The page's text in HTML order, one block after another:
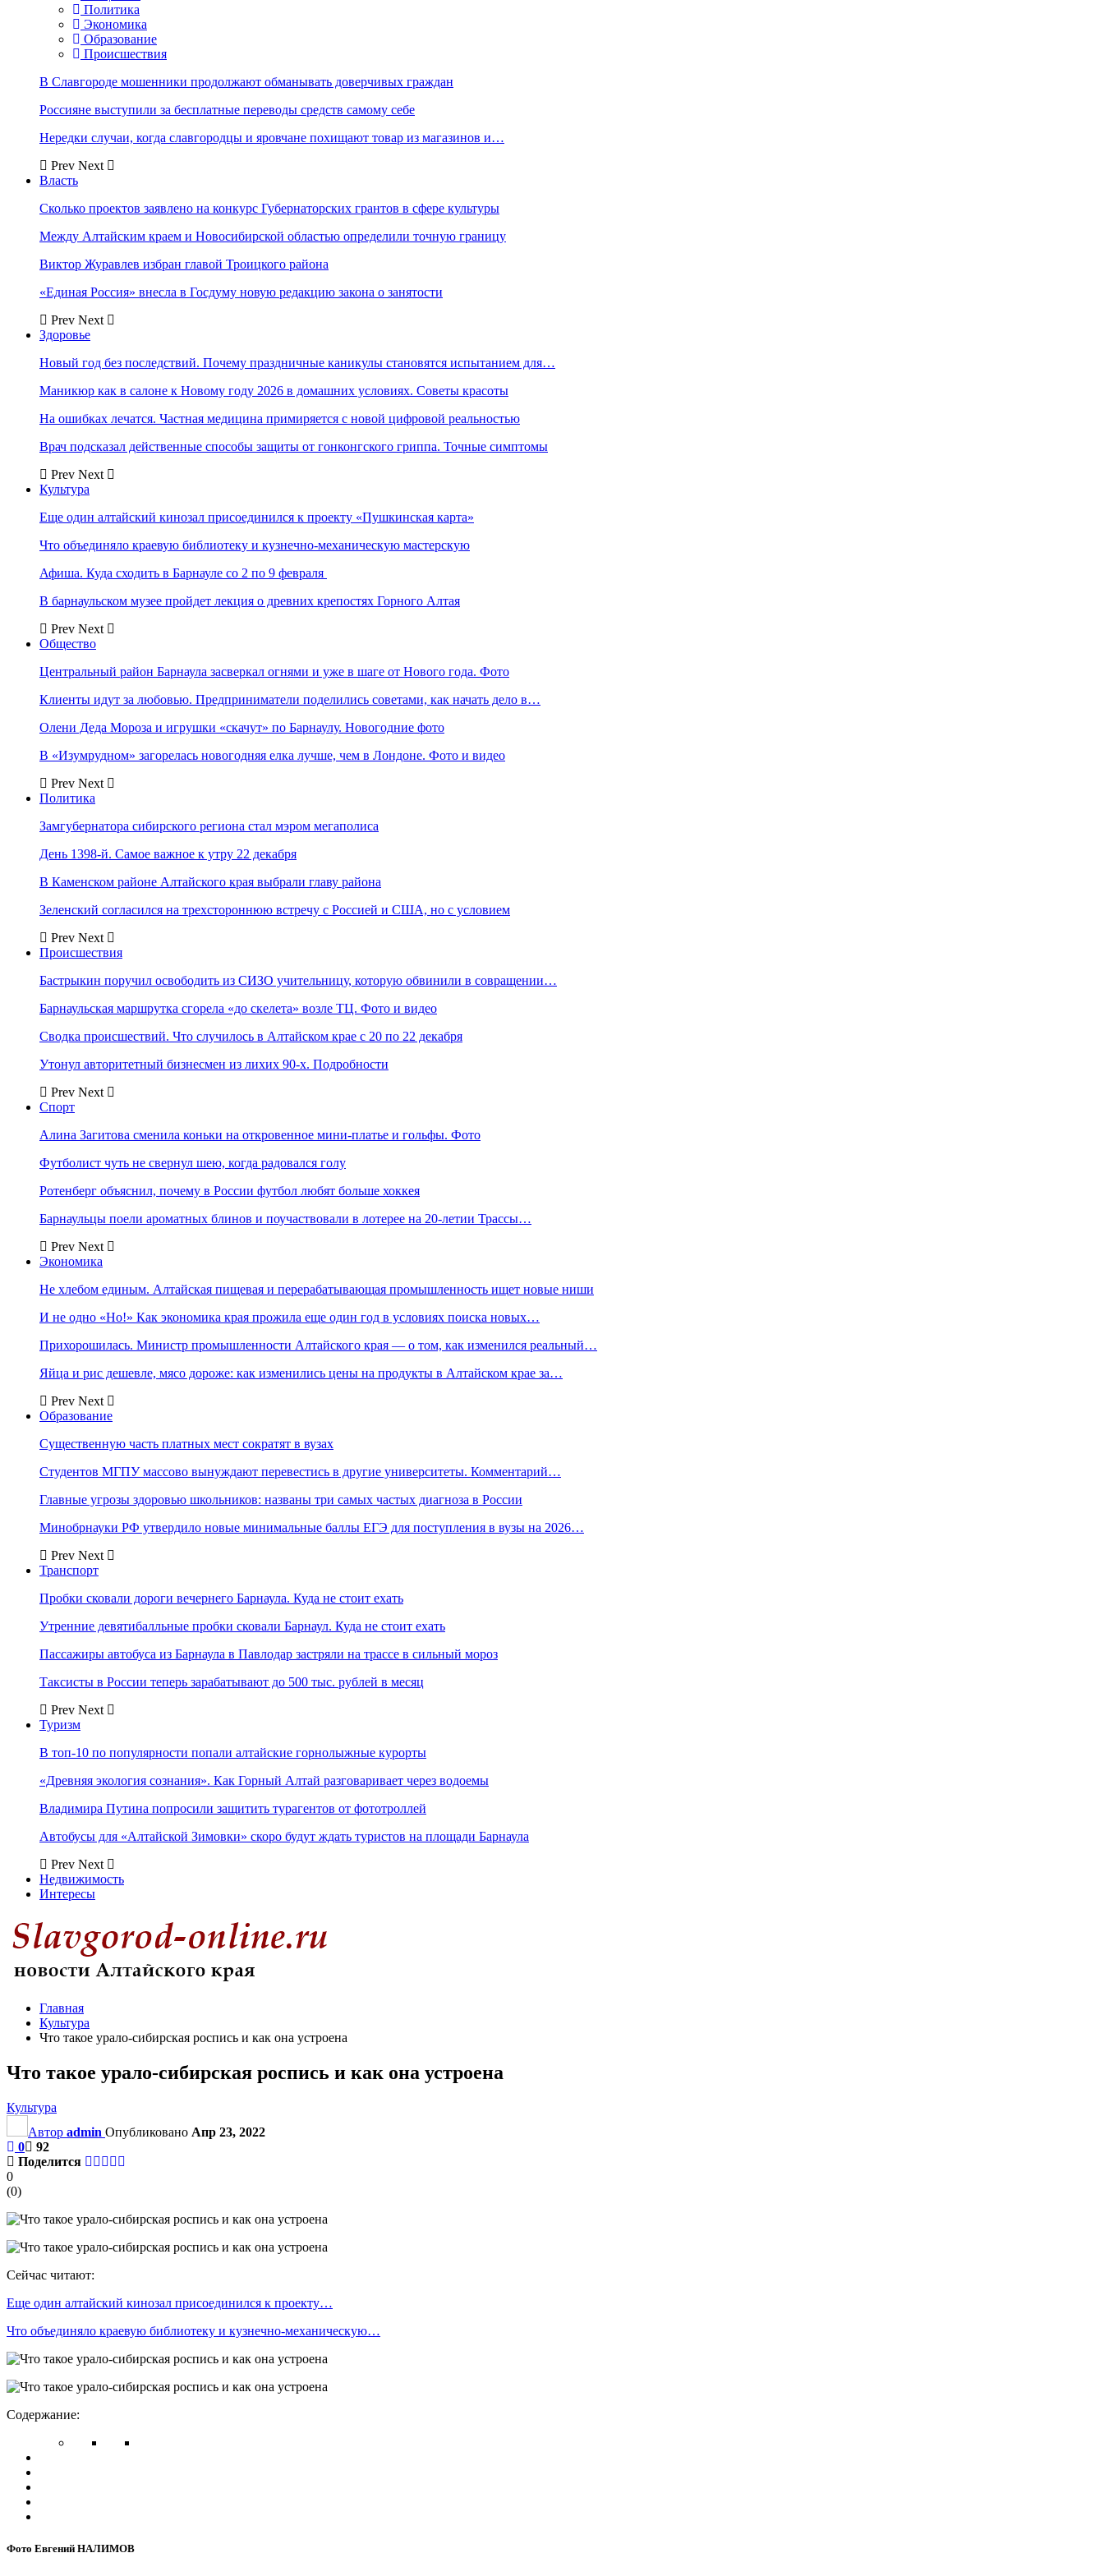
Политика
Экономика
Образование
Происшествия
В Славгороде мошенники продолжают обманывать доверчивых граждан
Россияне выступили за бесплатные переводы средств самому себе
Нередки случаи, когда славгородцы и яровчане похищают товар из магазинов и…
Prev Next
Власть
Сколько проектов заявлено на конкурс Губернаторских грантов в сфере культуры
Между Алтайским краем и Новосибирской областью определили точную границу
Виктор Журавлев избран главой Троицкого района
«Единая Россия» внесла в Госдуму новую редакцию закона о занятости
Prev Next
Здоровье
Новый год без последствий. Почему праздничные каникулы становятся испытанием для…
Маникюр как в салоне к Новому году 2026 в домашних условиях. Советы красоты
На ошибках лечатся. Частная медицина примиряется с новой цифровой реальностью
Врач подсказал действенные способы защиты от гонконгского гриппа. Точные симптомы
Prev Next
Культура
Еще один алтайский кинозал присоединился к проекту «Пушкинская карта»
Что объединяло краевую библиотеку и кузнечно-механическую мастерскую
Афиша. Куда сходить в Барнауле со 2 по 9 февраля
В барнаульском музее пройдет лекция о древних крепостях Горного Алтая
Prev Next
Общество
Центральный район Барнаула засверкал огнями и уже в шаге от Нового года. Фото
Клиенты идут за любовью. Предприниматели поделились советами, как начать дело в…
Олени Деда Мороза и игрушки «скачут» по Барнаулу. Новогодние фото
В «Изумрудном» загорелась новогодняя елка лучше, чем в Лондоне. Фото и видео
Prev Next
Политика
Замгубернатора сибирского региона стал мэром мегаполиса
День 1398-й. Самое важное к утру 22 декабря
В Каменском районе Алтайского края выбрали главу района
Зеленский согласился на трехстороннюю встречу с Россией и США, но с условием
Prev Next
Происшествия
Бастрыкин поручил освободить из СИЗО учительницу, которую обвинили в совращении…
Барнаульская маршрутка сгорела «до скелета» возле ТЦ. Фото и видео
Сводка происшествий. Что случилось в Алтайском крае с 20 по 22 декабря
Утонул авторитетный бизнесмен из лихих 90-х. Подробности
Prev Next
Спорт
Алина Загитова сменила коньки на откровенное мини-платье и гольфы. Фото
Футболист чуть не свернул шею, когда радовался голу
Ротенберг объяснил, почему в России футбол любят больше хоккея
Барнаульцы поели ароматных блинов и поучаствовали в лотерее на 20-летии Трассы…
Prev Next
Экономика
Не хлебом единым. Алтайская пищевая и перерабатывающая промышленность ищет новые ниши
И не одно «Но!» Как экономика края прожила еще один год в условиях поиска новых…
Прихорошилась. Министр промышленности Алтайского края — о том, как изменился реальный…
Яйца и рис дешевле, мясо дороже: как изменились цены на продукты в Алтайском крае за…
Prev Next
Образование
Существенную часть платных мест сократят в вузах
Студентов МГПУ массово вынуждают перевестись в другие университеты. Комментарий…
Главные угрозы здоровью школьников: названы три самых частых диагноза в России
Минобрнауки РФ утвердило новые минимальные баллы ЕГЭ для поступления в вузы на 2026…
Prev Next
Транспорт
Пробки сковали дороги вечернего Барнаула. Куда не стоит ехать
Утренние девятибалльные пробки сковали Барнаул. Куда не стоит ехать
Пассажиры автобуса из Барнаула в Павлодар застряли на трассе в сильный мороз
Таксисты в России теперь зарабатывают до 500 тыс. рублей в месяц
Prev Next
Туризм
В топ-10 по популярности попали алтайские горнолыжные курорты
«Древняя экология сознания». Как Горный Алтай разговаривает через водоемы
Владимира Путина попросили защитить турагентов от фототроллей
Автобусы для «Алтайской Зимовки» скоро будут ждать туристов на площади Барнаула
Prev Next
Недвижимость
Интересы
Главная
Культура
Что такое урало-сибирская роспись и как она устроена
Что такое урало-сибирская роспись и как она устроена
Культура
Автор admin Опубликовано Апр 23, 2022
0
92
Поделится
0
(0)
Сейчас читают:
Еще один алтайский кинозал присоединился к проекту…
Что объединяло краевую библиотеку и кузнечно-механическую…
Содержание:
Фото Евгений НАЛИМОВ